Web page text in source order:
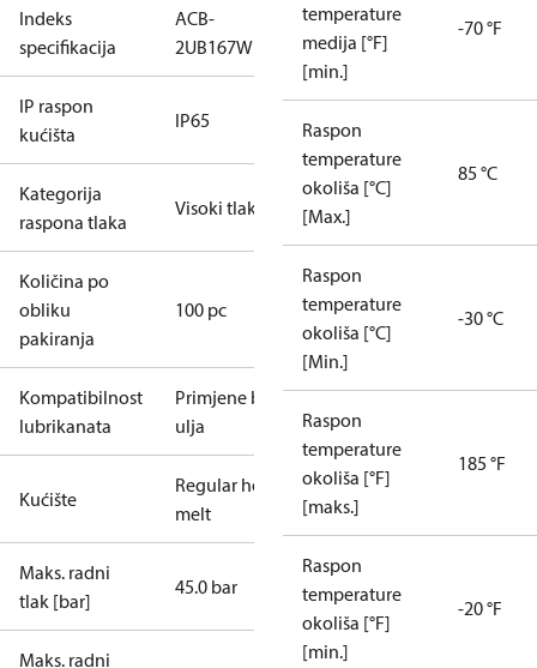
Indeks
specifikacija
ACB-
2UB167W
IP raspon
kućišta
IP65
Kategorija
raspona tlaka
Visoki tlak
Količina po
obliku
pakiranja
100 pc
Kompatibilnost
lubrikanata
Primjene bez
ulja
Kućište
Regular hot-
melt
Maks. radni
tlak [bar]
45.0 bar
Maks. radni
temperature
medija [°F]
[min.]
-70 °F
Raspon
temperature
okoliša [°C]
[Max.]
85 °C
Raspon
temperature
okoliša [°C]
[Min.]
-30 °C
Raspon
temperature
okoliša [°F]
[maks.]
185 °F
Raspon
temperature
okoliša [°F]
[min.]
-20 °F